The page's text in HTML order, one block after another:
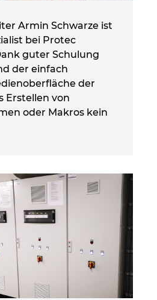
Armin Schwarze ist
bei Protec
guter Schulung
der einfach
der
Erstellen von
oder Makros kein